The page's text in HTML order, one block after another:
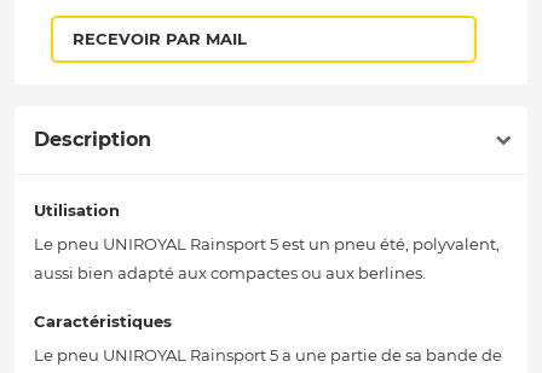
RECEVOIR PAR MAIL
Description
Utilisation
Le pneu UNIROYAL Rainsport 5 est un pneu été, polyvalent,
aussi bien adapté aux compactes ou aux berlines.
Caractéristiques
Le pneu UNIROYAL Rainsport 5 a une partie de sa bande de